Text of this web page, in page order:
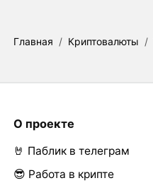
Главная / Криптовалюты /
О проекте
🤘 Паблик в телеграм
😎 Работа в крипте